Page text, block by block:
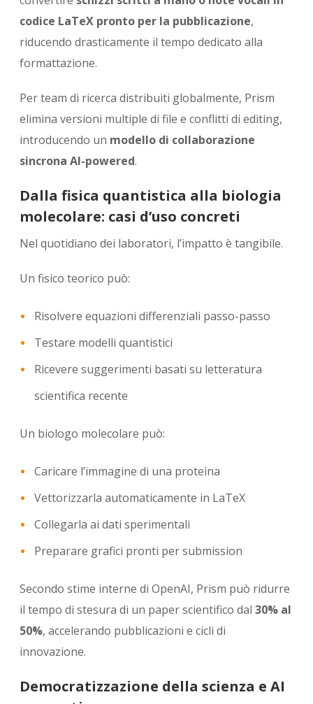
codice LaTeX pronto per la pubblicazione,
riducendo drasticamente il tempo dedicato alla
formattazione.
Per team di ricerca distribuiti globalmente, Prism
elimina versioni multiple di file e conflitti di editing,
introducendo un modello di collaborazione
sincrona AI-powered.
Dalla fisica quantistica alla biologia
molecolare: casi d’uso concreti
Nel quotidiano dei laboratori, l’impatto è tangibile.
Un fisico teorico può:
Risolvere equazioni differenziali passo-passo
Testare modelli quantistici
Ricevere suggerimenti basati su letteratura
scientifica recente
Un biologo molecolare può:
Caricare l’immagine di una proteina
Vettorizzarla automaticamente in LaTeX
Collegarla ai dati sperimentali
Preparare grafici pronti per submission
Secondo stime interne di OpenAI, Prism può ridurre
il tempo di stesura di un paper scientifico dal 30% al
50%, accelerando pubblicazioni e cicli di
innovazione.
Democratizzazione della scienza e AI